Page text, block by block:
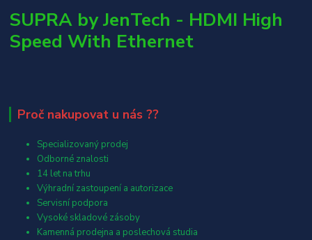
SUPRA by JenTech - HDMI High
Speed With Ethernet
Proč nakupovat u nás ??
Specializovaný prodej
Odborné znalosti
14 let na trhu
Výhradní zastoupení a autorizace
Servisní podpora
Vysoké skladové zásoby
Kamenná prodejna a poslechová studia